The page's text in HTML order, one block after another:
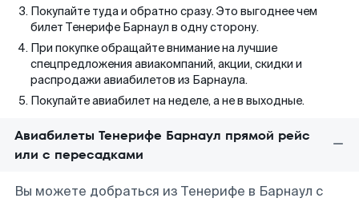
Покупайте туда и обратно сразу. Это выгоднее чем
билет Тенерифе Барнаул в одну сторону.
При покупке обращайте внимание на лучшие
спецпредложения авиакомпаний, акции, скидки и
распродажи авиабилетов из Барнаула.
Покупайте авиабилет на неделе, а не в выходные.
Авиабилеты Тенерифе Барнаул прямой рейс
или с пересадками
Вы можете добраться из Тенерифе в Барнаул с